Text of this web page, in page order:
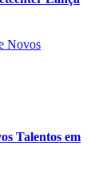
Talentos em